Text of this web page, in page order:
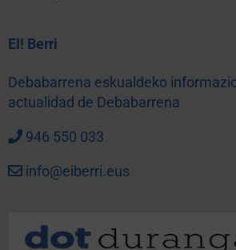
EI! Berri
Debabarrena eskualdeko
actualidad de Debabarrena
946 550 033
info@eiberri.eus